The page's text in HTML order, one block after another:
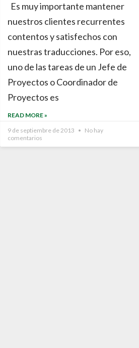
Es muy importante mantener
nuestros clientes recurrentes
contentos y satisfechos con
nuestras traducciones. Por eso,
uno de las tareas de un Jefe de
Proyectos o Coordinador de
Proyectos es
READ MORE »
9 de septiembre de 2013
No hay
comentarios